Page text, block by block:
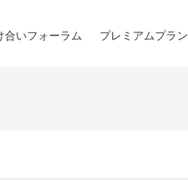
合いフォーラム プレミアムプラン